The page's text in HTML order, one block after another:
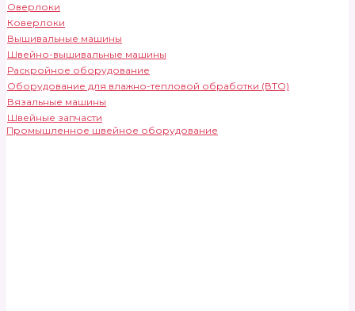
Оверлоки
Коверлоки
Вышивальные машины
Швейно-вышивальные машины
Раскройное оборудование
Оборудование для влажно-тепловой обработки (ВТО)
Вязальные машины
Швейные запчасти
Промышленное швейное оборудование